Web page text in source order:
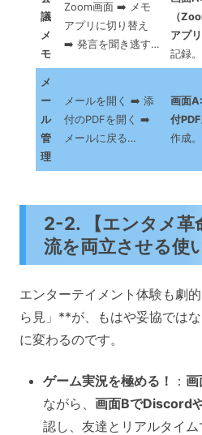
議
メ
モ
Zoom画面 ➡️ メモ
アプリに切り替え
➡️ 発言を聞き逃す…
（
アプリ
記録。
メ
ー
ル
管
理
メールを開く ➡️ 添
付のPDFを開く ➡️
メールに戻る…
画面
付PDF
作成。
2-2. 【エンタメ革
流を両立させる使
エンターテイメント体験も劇
ら見」**が、もはや妥協では
に変わるのです。
ゲーム実況を極める！ ：画
ながら、画面BでDiscord
認し、友達とリアルタイム